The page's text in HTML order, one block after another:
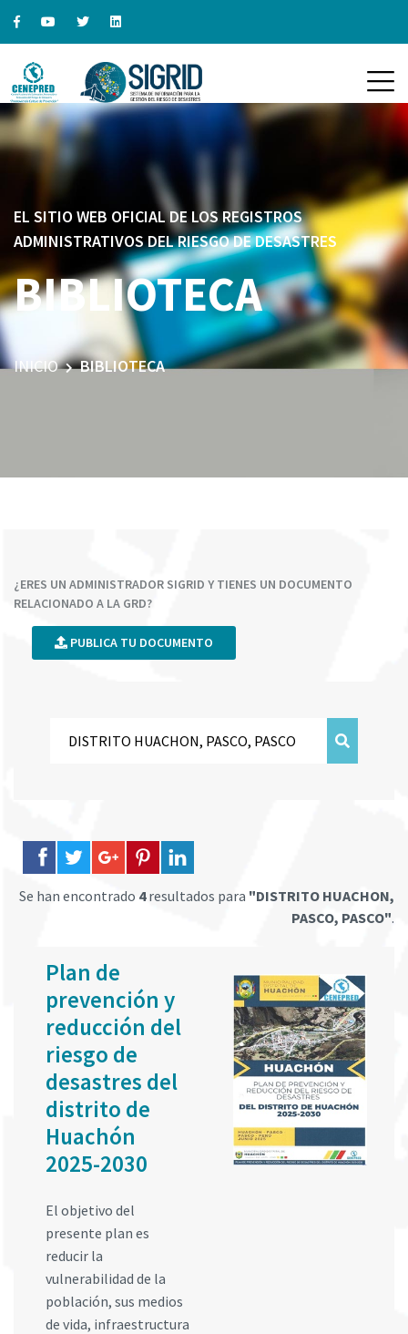
EL SITIO WEB OFICIAL DE LOS REGISTROS
ADMINISTRATIVOS DEL RIESGO DE DESASTRES
BIBLIOTECA
INICIO BIBLIOTECA
¿ERES UN ADMINISTRADOR SIGRID Y TIENES UN DOCUMENTO
RELACIONADO A LA GRD?
PUBLICA TU DOCUMENTO
Se han encontrado 4resultados para "DISTRITO HUACHON,
PASCO, PASCO".
Plan de
prevención y
reducción del
riesgo de
desastres del
distrito de
Huachón
2025-2030
El objetivo del
presente plan es
reducir la
vulnerabilidad de la
población, sus medios
de vida, infraestructura